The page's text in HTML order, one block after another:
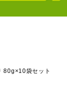
80g×10袋セット